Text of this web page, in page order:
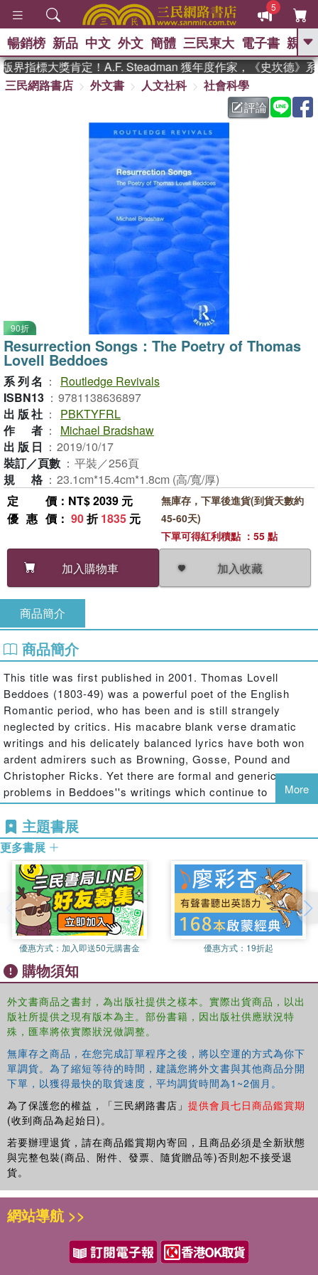
5
GO
熱搜： 東野圭吾 、 高希均教授回憶錄
父親節 、 如果歷
暑期推薦 、 國際布克
獎 臺灣漫遊錄 、
登輝時代 、 數學女孩：黎曼猜想
偉大的迷走神經
暢銷榜 新品 中文 外文 簡體 三民東大 電子書 親子
指標大獎肯定！A.F. Steadman 獲年度作家，《史坎德》系
三民網路書店
外文書 人文社科
社會科學
評論
90折
Resurrection Songs：The Poetry of Thomas
Lovell Beddoes
系列名 ：
Routledge Revivals
ISBN13 ： 9781138636897
出版社 ：
PBKTYFRL
作者 ：
Michael Bradshaw
出版日 ： 2019/10/17
裝訂／頁數 ： 平裝／256頁
規格 ： 23.1cm*15.4cm*1.8cm (高/寬/厚)
定價 ：NT$ 2039 元
優惠價 ： 90折1835 元
加入購物車 加入收藏
無庫存，下單後進貨(到貨天數約
45-60天)
下單可得紅利積點 ：55 點
商品簡介
商品簡介
This title was first published in 2001. Thomas Lovell
Beddoes (1803-49) was a powerful poet of the English
Romantic period, who has been and is still strangely
neglected by critics. His macabre blank verse dramatic
writings and his delicately balanced lyrics have both won
ardent admirers such as Browning, Gosse, Pound and
Christopher Ricks. Yet there are formal and generic
problems in Beddoes''s writings which continue to
marginalize him as merely an eccentric, and the canon of
Romanticism seems to have found no place for him.
More
主題書展
更多書展
優惠方式： 加入即送50元購書金 優惠方式： 19折起
購物須知
外文書商品之書封，為出版社提供之樣本。實際出貨商品，以出
版社所提供之現有版本為主。部份書籍，因出版社供應狀況特
殊，匯率將依實際狀況做調整。
無庫存之商品，在您完成訂單程序之後，將以空運的方式為你下
單調貨。為了縮短等待的時間，建議您將外文書與其他商品分開
下單，以獲得最快的取貨速度，平均調貨時間為1~2個月。
為了保護您的權益，「三民網路書店」 提供會員七日商品鑑賞期
(收到商品為起始日)。
若要辦理退貨，請在商品鑑賞期內寄回，且商品必須是全新狀態
與完整包裝(商品、附件、發票、隨貨贈品等)否則恕不接受退
貨。
網站導航 >>